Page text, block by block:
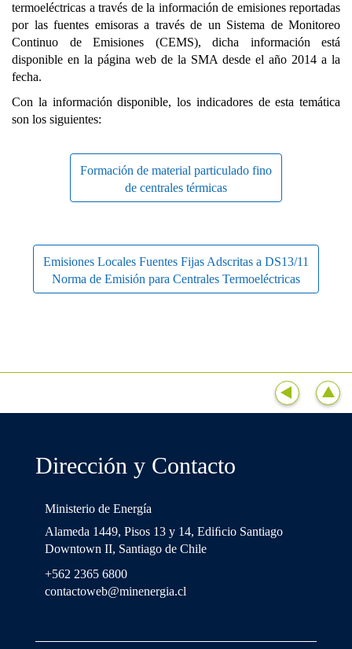
termoeléctricas a través de la información de emisiones reportadas
por las fuentes emisoras a través de un Sistema de Monitoreo
Continuo de Emisiones (CEMS), dicha información está
disponible en la página web de la SMA desde el año 2014 a la
fecha.
Con la información disponible, los indicadores de esta temática
son los siguientes:
Formación de material particulado fino
de centrales térmicas
Emisiones Locales Fuentes Fijas Adscritas a DS13/11
Norma de Emisión para Centrales Termoeléctricas
Dirección y Contacto
Ministerio de Energía
Alameda 1449, Pisos 13 y 14, Ediﬁcio Santiago
Downtown II, Santiago de Chile
+562 2365 6800
contactoweb@minenergia.cl